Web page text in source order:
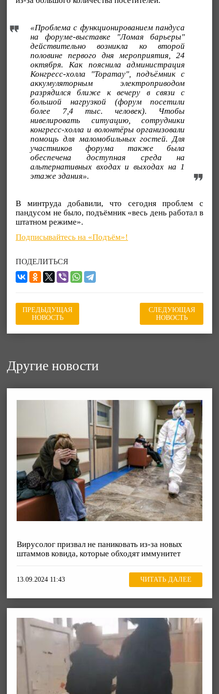
«Проблема с функционированием пандуса
на форуме-выставке "Ломая барьеры"
действительно возникла ко второй
половине первого дня мероприятия, 24
октября. Как пояснила администрация
Конгресс-холла "Торатау", подъёмник с
аккумуляторным электроприводом
разрядился ближе к вечеру в связи с
большой нагрузкой (форум посетили
более 7,4 тыс. человек). Чтобы
нивелировать ситуацию, сотрудники
конгресс-холла и волонтёры организовали
помощь для маломобильных гостей. Для
участников форума также была
обеспечена доступная среда на
альтернативных входах и выходах на 1
этаже здания».
В минтруда добавили, что сегодня проблем с
пандусом не было, подъёмник «весь день работал в
штатном режиме».
Подписывайтесь на «Подъём»!
ПОДЕЛИТЬСЯ
ПРЕДЫДУЩАЯ
НОВОСТЬ
СЛЕДУЮЩАЯ
НОВОСТЬ
Другие новости
Вирусолог призвал не паниковать из-за новых
штаммов ковида, которые обходят иммунитет
13.09.2024 11:43 ЧИТАТЬ ДАЛЕЕ